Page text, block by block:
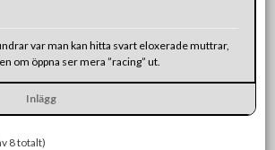
var man kan hitta svart eloxerade muttrar,
om öppna ser mera ”racing” ut.
Inlägg
8 totalt)